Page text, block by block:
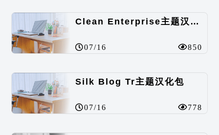
Clean Enterprise主题汉化包
07/16 850
Silk Blog Tr主题汉化包
07/16 778